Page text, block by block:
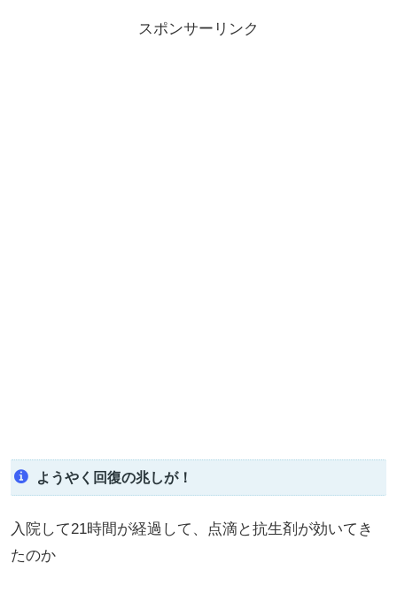
スポンサーリンク
ようやく回復の兆しが！
入院して21時間が経過して、点滴と抗生剤が効いてき
たのか